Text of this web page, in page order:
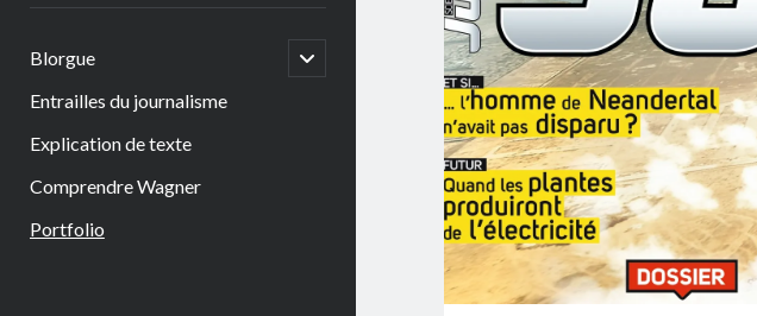
Blorgue
open
child
Entrailles du journalisme
Explication de texte
Comprendre Wagner
Portfolio